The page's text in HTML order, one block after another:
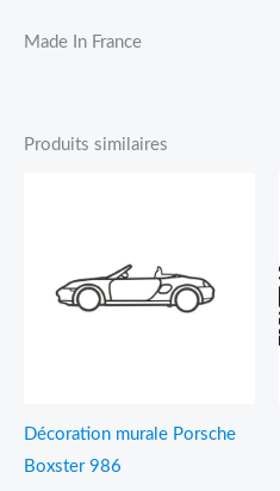
Made In France
Produits similaires
Décoration murale Porsche
Boxster 986
17,95€